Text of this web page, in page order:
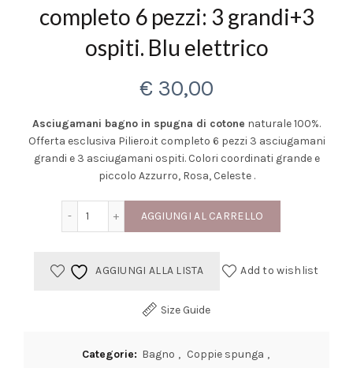
completo 6 pezzi: 3 grandi+3
ospiti. Blu elettrico
€ 30,00
Asciugamani bagno in spugna di cotone naturale 100%.
Offerta esclusiva Piliero.it completo 6 pezzi 3 asciugamani
grandi e 3 asciugamani ospiti. Colori coordinati grande e
piccolo Azzurro, Rosa, Celeste .
AGGIUNGI AL CARRELLO
AGGIUNGI ALLA LISTA Add to wishlist
Size Guide
Categorie: Bagno , Coppie spunga ,